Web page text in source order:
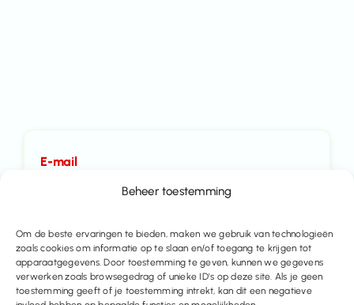
Beheer toestemming
Om de beste ervaringen te bieden, maken we gebruik van technologieën
zoals cookies om informatie op te slaan en/of toegang te krijgen tot
apparaatgegevens. Door toestemming te geven, kunnen we gegevens
verwerken zoals browsegedrag of unieke ID's op deze site. Als je geen
toestemming geeft of je toestemming intrekt, kan dit een negatieve
E-mail
info@immo-time.be
Tel:
016414100
Maak een afspraak